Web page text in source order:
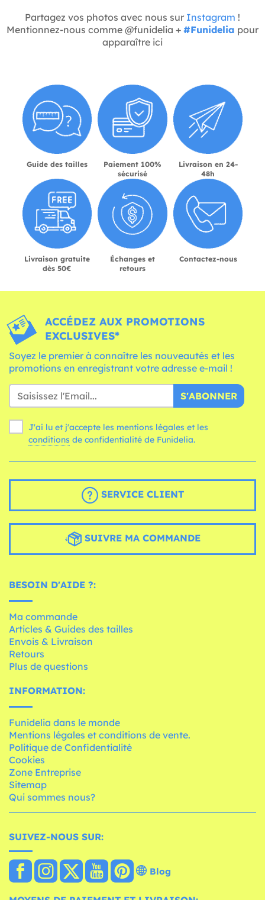
Partagez vos photos avec nous sur Instagram !
Mentionnez-nous comme @funidelia + #Funidelia pour
apparaître ici
Guide des tailles
Paiement 100%
sécurisé
Livraison en 24-
48h
Livraison gratuite
dès 50€
Échanges et
retours
Contactez-nous
ACCÉDEZ AUX PROMOTIONS
EXCLUSIVES*
Soyez le premier à connaître les nouveautés et les
promotions en enregistrant votre adresse e-mail !
S'ABONNER
J'ai lu et j'accepte les mentions légales et les
conditions de confidentialité de Funidelia.
SERVICE CLIENT
SUIVRE MA COMMANDE
BESOIN D'AIDE ?:
Ma commande
Articles & Guides des tailles
Envois & Livraison
Retours
Plus de questions
INFORMATION:
Funidelia dans le monde
Mentions légales et conditions de vente.
Politique de Confidentialité
Cookies
Zone Entreprise
Sitemap
Qui sommes nous?
SUIVEZ-NOUS SUR:
Blog